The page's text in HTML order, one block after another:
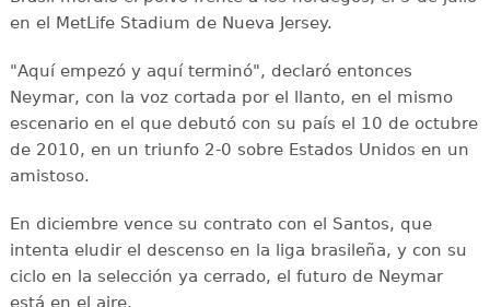
en el MetLife Stadium de Nueva Jersey.
"Aquí empezó y aquí terminó", declaró entonces
Neymar, con la voz cortada por el llanto, en el mismo
escenario en el que debutó con su país el 10 de octubre
de 2010, en un triunfo 2-0 sobre Estados Unidos en un
amistoso.
En diciembre vence su contrato con el Santos, que
intenta eludir el descenso en la liga brasileña, y con su
ciclo en la selección ya cerrado, el futuro de Neymar
está en el aire.